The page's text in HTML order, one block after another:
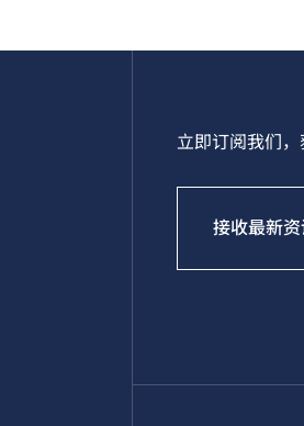
立即订阅我们，
接收最新